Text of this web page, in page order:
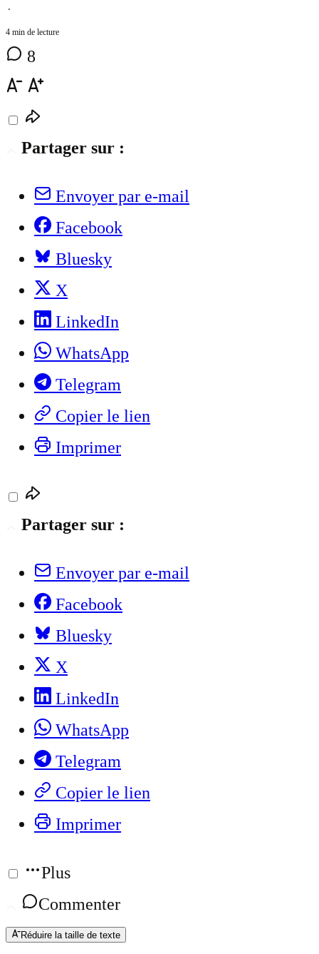
⋅
4 min de lecture
8
Partager sur :
Envoyer par e-mail
Facebook
Bluesky
X
LinkedIn
WhatsApp
Telegram
Copier le lien
Imprimer
Partager sur :
Envoyer par e-mail
Facebook
Bluesky
X
LinkedIn
WhatsApp
Telegram
Copier le lien
Imprimer
Plus
Commenter
Réduire la taille de texte